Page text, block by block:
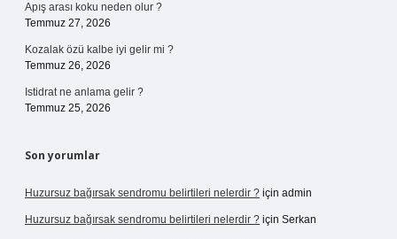
Apış arası koku neden olur ?
Temmuz 27, 2026
Kozalak özü kalbe iyi gelir mi ?
Temmuz 26, 2026
Istidrat ne anlama gelir ?
Temmuz 25, 2026
Son yorumlar
Huzursuz bağırsak sendromu belirtileri nelerdir ? için admin
Huzursuz bağırsak sendromu belirtileri nelerdir ? için Serkan